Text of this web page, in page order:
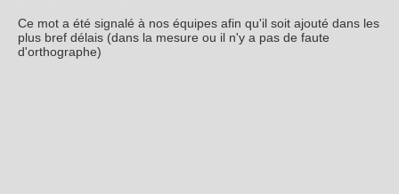
Ce mot a été signalé à nos équipes afin qu'il soit ajouté dans les
plus bref délais (dans la mesure ou il n'y a pas de faute
d'orthographe)